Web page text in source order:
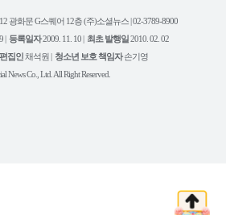
트
리
유
튜
광화문 G스퀘어 12층 (주)소셜뉴스 | 02-3789-8900
| 등록일자2009. 11. 10 | 최초 발행일2010. 02. 02
편집인채석원 | 청소년 보호 책임자손기영
News Co., Ltd. All Right Reserved.